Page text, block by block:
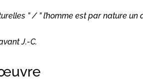
” / ” l’homme est par nature
J.-C.